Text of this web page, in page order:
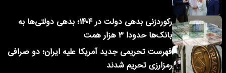
رکوردزنی بدهی دولت در ۱۴۰۴؛ بدهی دولتی‌ها به
بانک‌ها حدودا ۳ هزار همت
فهرست تحریمی جدید آمریکا علیه ایران؛ دو صرافی
رمزارزی تحریم شدند